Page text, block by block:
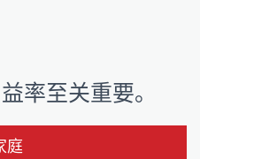
率至关重要。
庭